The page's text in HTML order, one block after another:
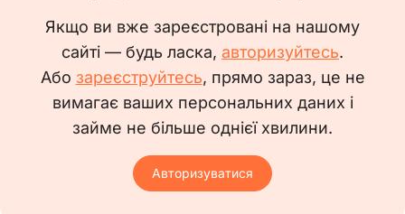
відповідно до вимог чинного законодавства
України.
Відповідно до Порядку організації та
ведення військового обліку призовників,
військовозобов'язаних та резервістів
затвердженого Постановою КМУ від
30.12.2022 № 1487 перевірки стану організації
згідно із затвердженими розпорядженнями
голів відповідних районних державних
Якщо ви вже зареєстровані на нашому
сайті — будь ласка, авторизуйтесь.
Або зареєструйтесь, прямо зараз, це не
вимагає ваших персональних даних і
займе не більше однієї хвилини.
Авторизуватися